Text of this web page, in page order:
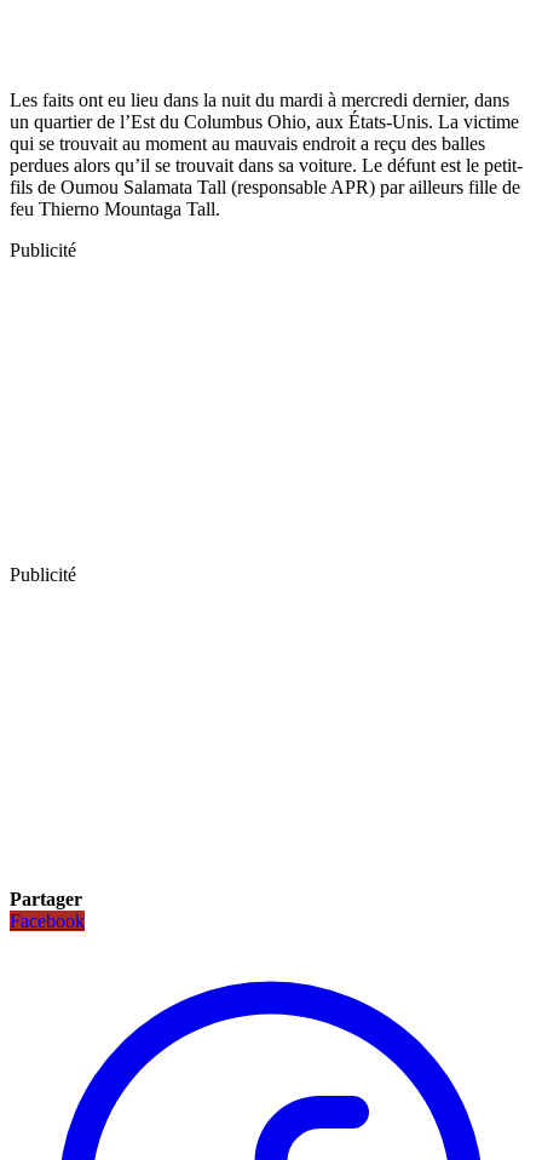
Les faits ont eu lieu dans la nuit du mardi à mercredi dernier, dans
un quartier de l’Est du Columbus Ohio, aux États-Unis. La victime
qui se trouvait au moment au mauvais endroit a reçu des balles
perdues alors qu’il se trouvait dans sa voiture. Le défunt est le petit-
fils de Oumou Salamata Tall (responsable APR) par ailleurs fille de
feu Thierno Mountaga Tall.
Publicité
Publicité
Partager
Facebook